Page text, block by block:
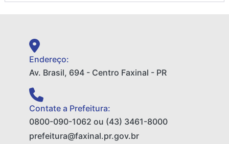
Endereço:
Av. Brasil, 694 - Centro Faxinal - PR
Contate a Prefeitura:
0800-090-1062 ou (43) 3461-8000
prefeitura@faxinal.pr.gov.br